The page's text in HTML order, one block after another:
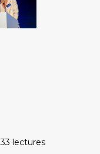
33 lectures